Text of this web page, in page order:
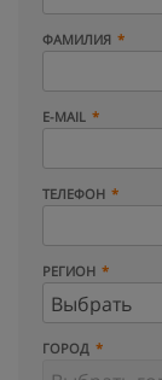
ФАМИЛИЯ
E-MAIL
ТЕЛЕФОН
РЕГИОН
ГОРОД